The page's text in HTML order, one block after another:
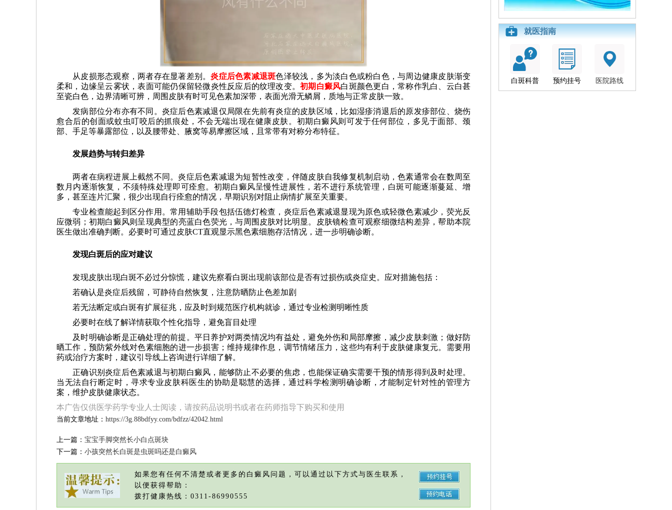
从皮损形态观察，两者存在显著差别。炎症后色素减退斑色泽较浅，多为淡白色或粉白色，与周边健康皮肤渐变
柔和，边缘呈云雾状，表面可能仍保留轻微炎性反应后的纹理改变。初期白癜风白斑颜色更白，常称作乳白、云白甚
至瓷白色，边界清晰可辨，周围皮肤有时可见色素加深带，表面光滑无鳞屑，质地与正常皮肤一致。
发病部位分布亦有不同。炎症后色素减退仅局限在先前有炎症的皮肤区域，比如湿疹消退后的原发疹部位、烧伤
愈合后的创面或蚊虫叮咬后的抓痕处，不会无端出现在健康皮肤。初期白癜风则可发于任何部位，多见于面部、颈
部、手足等暴露部位，以及腰带处、腋窝等易摩擦区域，且常带有对称分布特征。
发展趋势与转归差异
两者在病程进展上截然不同。炎症后色素减退为短暂性改变，伴随皮肤自我修复机制启动，色素通常会在数周至
数月内逐渐恢复，不须特殊处理即可痊愈。初期白癜风呈慢性进展性，若不进行系统管理，白斑可能逐渐蔓延、增
多，甚至连片汇聚，很少出现自行痊愈的情况，早期识别对阻止病情扩展至关重要。
专业检查能起到区分作用。常用辅助手段包括伍德灯检查，炎症后色素减退显现为原色或轻微色素减少，荧光反
应微弱；初期白癜风则呈现典型的亮蓝白色荧光，与周围皮肤对比明显。皮肤镜检查可观察细微结构差异，帮助本院
医生做出准确判断。必要时可通过皮肤CT直观显示黑色素细胞存活情况，进一步明确诊断。
发现白斑后的应对建议
发现皮肤出现白斑不必过分惊慌，建议先察看白斑出现前该部位是否有过损伤或炎症史。应对措施包括：
若确认是炎症后残留，可静待自然恢复，注意防晒防止色差加剧
若无法断定或白斑有扩展征兆，应及时到规范医疗机构就诊，通过专业检测明晰性质
必要时在线了解详情获取个性化指导，避免盲目处理
及时明确诊断是正确处理的前提。平日养护对两类情况均有益处，避免外伤和局部摩擦，减少皮肤刺激；做好防
晒工作，预防紫外线对色素细胞的进一步损害；维持规律作息，调节情绪压力，这些均有利于皮肤健康复元。需要用
药或治疗方案时，建议引导线上咨询进行详细了解。
正确识别炎症后色素减退与初期白癜风，能够防止不必要的焦虑，也能保证确实需要干预的情形得到及时处理。
当无法自行断定时，寻求专业皮肤科医生的协助是聪慧的选择，通过科学检测明确诊断，才能制定针对性的管理方
案，维护皮肤健康状态。
本广告仅供医学药学专业人士阅读，请按药品说明书或者在药师指导下购买和使用
当前文章地址： https://3g.88bdfyy.com/bdfzz/42042.html
上一篇： 宝宝手脚突然长小白点斑块
下一篇： 小孩突然长白斑是虫斑吗还是白癜风
如果您有任何不清楚或者更多的白癜风问题，可以通过以下方式与医生联系，
以便获得帮助：
拨打健康热线：0311-86990555
就医指南
白斑科普 预约挂号 医院路线